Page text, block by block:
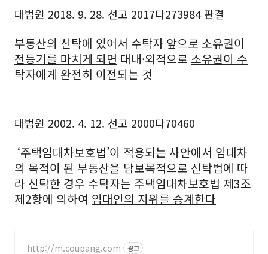
대법원 2018. 9. 28. 선고 2017다273984 판결
부동산의 신탁에 있어서 수탁자 앞으로 소유권이
전등기를 마치게 되면 대내·외적으로 소유권이 수
탁자에게 완전히 이전되는 것
대법원 2002. 4. 12. 선고 2000다70460
‘주택임대차보호법’이 적용되는 사안에서 임대차
의 목적이 된 부동산을 담보목적으로 신탁법에 따
라 신탁한 경우 수탁자는 주택임대차보호법 제3조
제2항에 의하여 임대인의 지위를 승계한다
http://m.coupang.com 광고